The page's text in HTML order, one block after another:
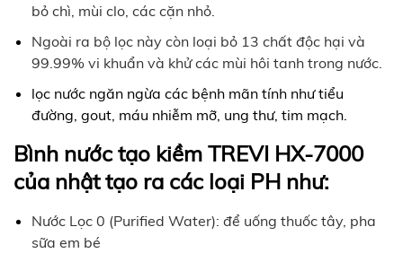
bỏ chì, mùi clo, các cặn nhỏ.
Ngoài ra bộ lọc này còn loại bỏ 13 chất độc hại và
99.99% vi khuẩn và khử các mùi hôi tanh trong nước.
lọc nước ngăn ngừa các bệnh mãn tính như tiểu
đường, gout, máu nhiễm mỡ, ung thư, tim mạch.
Bình nước tạo kiềm TREVI HX-7000
của nhật tạo ra các loại PH như:
Nước Lọc 0 (Purified Water): để uống thuốc tây, pha
sữa em bé